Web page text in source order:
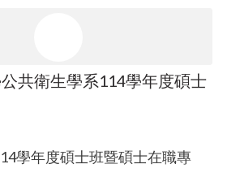
共衛生學系114學年度碩士
學年度碩士班暨碩士在職專